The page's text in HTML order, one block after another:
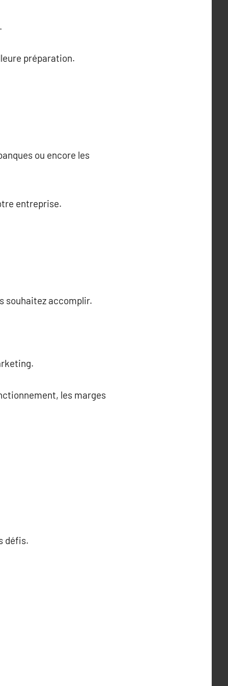
préparation.
ou encore les
entreprise.
souhaitez accomplir.
les marges
défis.